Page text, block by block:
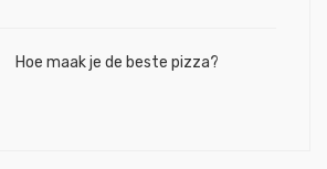
Hoe maak je de beste pizza?